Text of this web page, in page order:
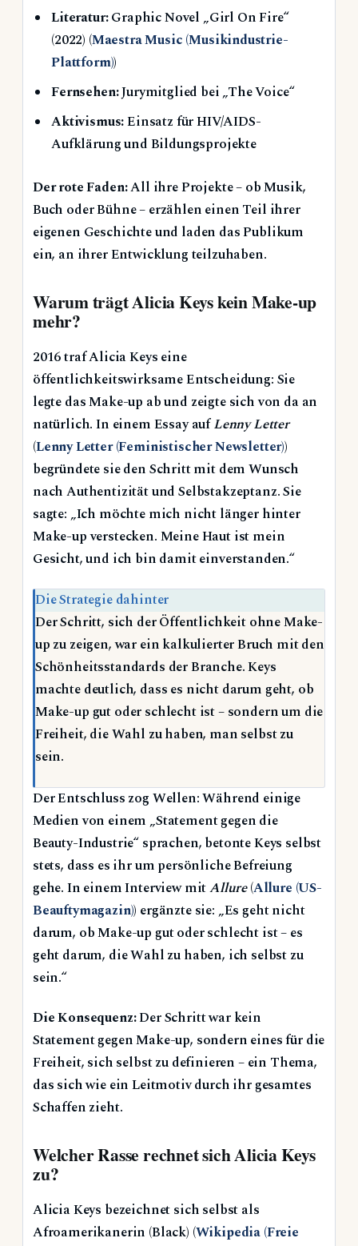
Literatur:Graphic Novel „Girl On Fire“
(2022) (Maestra Music (Musikindustrie-
Plattform))
Fernsehen:Jurymitglied bei „The Voice“
Aktivismus:Einsatz für HIV/AIDS-
Aufklärung und Bildungsprojekte
Der rote Faden:All ihre Projekte – ob Musik,
Buch oder Bühne – erzählen einen Teil ihrer
eigenen Geschichte und laden das Publikum
ein, an ihrer Entwicklung teilzuhaben.
Warum trägt Alicia Keys kein Make-up
mehr?
2016 traf Alicia Keys eine
öffentlichkeitswirksame Entscheidung: Sie
legte das Make-up ab und zeigte sich von da an
natürlich. In einem Essay aufLenny Letter
(Lenny Letter (Feministischer Newsletter))
begründete sie den Schritt mit dem Wunsch
nach Authentizität und Selbstakzeptanz. Sie
sagte: „Ich möchte mich nicht länger hinter
Make-up verstecken. Meine Haut ist mein
Gesicht, und ich bin damit einverstanden.“
Die Strategie dahinter
Der Schritt, sich der Öffentlichkeit ohne Make-
up zu zeigen, war ein kalkulierter Bruch mit den
Schönheitsstandards der Branche. Keys
machte deutlich, dass es nicht darum geht, ob
Make-up gut oder schlecht ist – sondern um die
Freiheit, die Wahl zu haben, man selbst zu
sein.
Der Entschluss zog Wellen: Während einige
Medien von einem „Statement gegen die
Beauty-Industrie“ sprachen, betonte Keys selbst
stets, dass es ihr um persönliche Befreiung
gehe. In einem Interview mitAllure(Allure (US-
Beauftymagazin)) ergänzte sie: „Es geht nicht
darum, ob Make-up gut oder schlecht ist – es
geht darum, die Wahl zu haben, ich selbst zu
sein.“
Die Konsequenz:Der Schritt war kein
Statement gegen Make-up, sondern eines für die
Freiheit, sich selbst zu definieren – ein Thema,
das sich wie ein Leitmotiv durch ihr gesamtes
Schaffen zieht.
Welcher Rasse rechnet sich Alicia Keys
zu?
Alicia Keys bezeichnet sich selbst als
Afroamerikanerin (Black) (Wikipedia (Freie